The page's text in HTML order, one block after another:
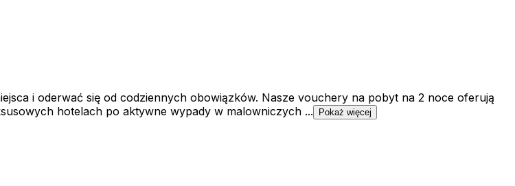
i oderwać się od codziennych obowiązków. Nasze vouchery na pobyt na 2 noce oferują
hotelach po aktywne wypady w malowniczych ...
Pokaż więcej